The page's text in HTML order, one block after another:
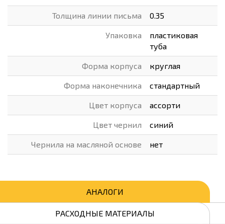
Толщина линии письма 0.35
Упаковка
пластиковая
туба
Форма корпуса круглая
Форма наконечника стандартный
Цвет корпуса ассорти
Цвет чернил синий
Чернила на масляной основе нет
АНАЛОГИ
РАСХОДНЫЕ МАТЕРИАЛЫ